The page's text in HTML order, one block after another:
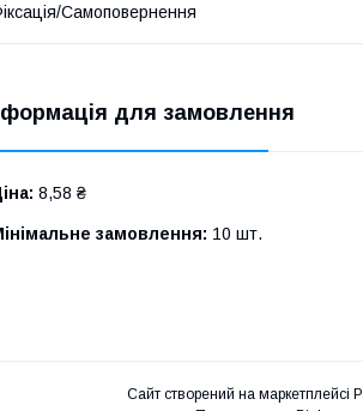
Самоповернення
для замовлення
8,58 ₴
замовлення: 10 шт.
Сайт створений на маркетплейсі